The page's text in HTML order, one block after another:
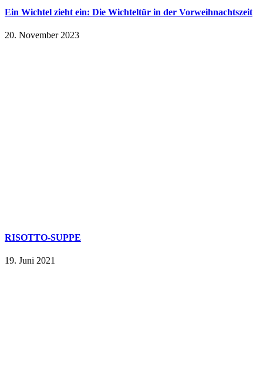
Ein Wichtel zieht ein: Die Wichteltür in der Vorweihnachtszeit
20. November 2023
RISOTTO-SUPPE
19. Juni 2021